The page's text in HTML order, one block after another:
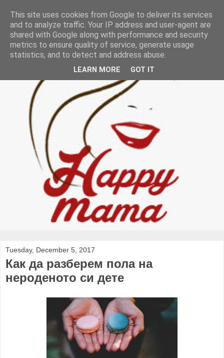
Tuesday, December 5, 2017
Как да разберем пола на
нероденото си дете
This site uses cookies from Google to deliver its services
and to analyze traffic. Your IP address and user-agent are
shared with Google along with performance and security
metrics to ensure quality of service, generate usage
statistics, and to detect and address abuse.
LEARN MORE GOT IT